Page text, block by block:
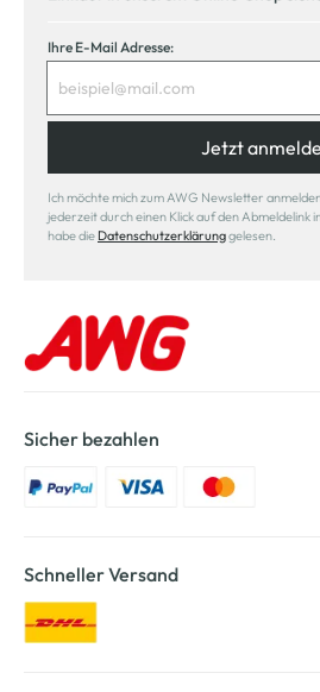
Ihre E-Mail Adresse:
Jetzt
Ich möchte mich zum AWG Newsletter
jederzeit durch einen Klick auf den
habe die Datenschutzerklärunggelesen.
Sicher bezahlen
Schneller Versand